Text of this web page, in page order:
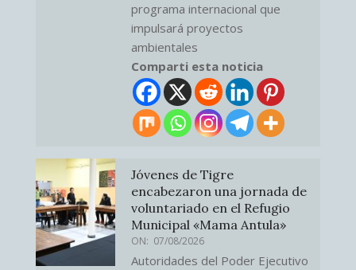
programa internacional que
impulsará proyectos
ambientales
Comparti esta noticia
Jóvenes de Tigre
encabezaron una jornada de
voluntariado en el Refugio
Municipal «Mama Antula»
ON: 07/08/2026
Autoridades del Poder Ejecutivo